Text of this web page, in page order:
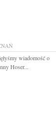
wiadomość o
Hoser...